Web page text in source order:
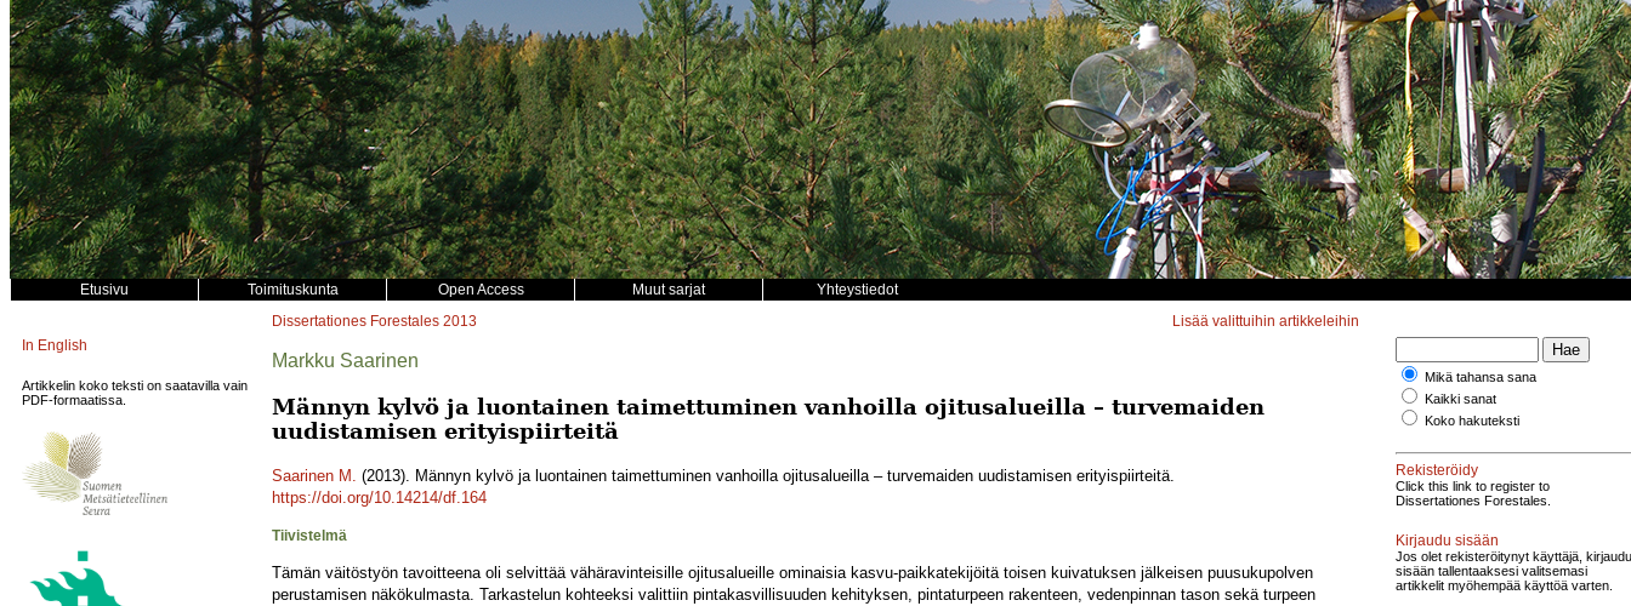
Etusivu Toimituskunta Open Access Muut sarjat Yhteystiedot
In English
Artikkelin koko teksti on saatavilla vain
PDF-formaatissa.
Dissertationes Forestales 2013 Lisää valittuihin artikkeleihin
Markku Saarinen
Männyn kylvö ja luontainen taimettuminen vanhoilla ojitusalueilla – turvemaiden
uudistamisen erityispiirteitä
Saarinen M. (2013). Männyn kylvö ja luontainen taimettuminen vanhoilla ojitusalueilla – turvemaiden uudistamisen erityispiirteitä.
https://doi.org/10.14214/df.164
Tiivistelmä
Tämän väitöstyön tavoitteena oli selvittää vähäravinteisille ojitusalueille ominaisia kasvu-paikkatekijöitä toisen kuivatuksen jälkeisen puusukupolven
perustamisen näkökulmasta. Tarkastelun kohteeksi valittiin pintakasvillisuuden kehityksen, pintaturpeen rakenteen, vedenpinnan tason sekä turpeen
Mikä tahansa sana
Kaikki sanat
Koko hakuteksti
Rekisteröidy
Click this link to register to
Dissertationes Forestales.
Kirjaudu sisään
Jos olet rekisteröitynyt käyttäjä, kirjaudu
sisään tallentaaksesi valitsemasi
artikkelit myöhempää käyttöä varten.